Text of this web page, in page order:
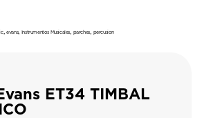
,evans, Instrumentos Musicales parches, percusion
ET34 TIMBAL